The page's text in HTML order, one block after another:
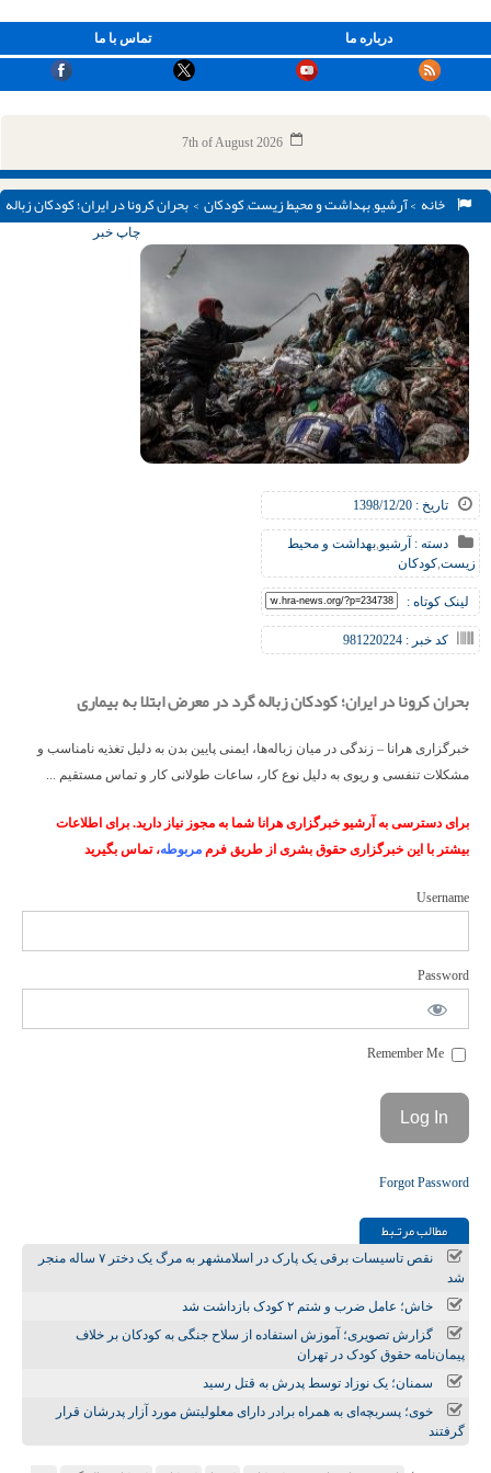
تماس با ما درباره ما
7th of August 2026
خانه >آرشیو,بهداشت و محیط زیست,کودکان> بحران کرونا در ایران؛ کودکان زباله
تاریخ : 1398/12/20
دسته : آرشیو,بهداشت و محیط
زیست,کودکان
لینک کوتاه :
کد خبر : 981220224
چاپ خبر
بحران کرونا در ایران؛ کودکان زباله گرد در معرض ابتلا به بیماری
خبرگزاری هرانا – زندگی در میان زباله‌ها، ایمنی پایین بدن به دلیل تغذیه‌ نامناسب و
مشکلات تنفسی و ریوی به دلیل نوع کار، ساعات طولانی کار و تماس مستقیم ...
برای دسترسی به آرشیو خبرگزاری هرانا شما به مجوز نیاز دارید. برای اطلاعات
بیشتر با این خبرگزاری حقوق بشری از طریق فرم مربوطه، تماس بگیرید
Username
Password
Forgot Password
مطالب مرتـبط
نقص تاسیسات برقی یک پارک در اسلامشهر به مرگ یک دختر ۷ ساله منجر
شد
خاش؛ عامل ضرب و شتم ۲ کودک بازداشت شد
گزارش تصویری؛ آموزش استفاده از سلاح جنگی به کودکان بر خلاف
پیمان‌نامه حقوق کودک در تهران
سمنان؛ یک نوزاد توسط پدرش به قتل رسید
خوی؛ پسربچه‌ای به همراه برادر دارای معلولیتش مورد آزار پدرشان قرار
گرفتند